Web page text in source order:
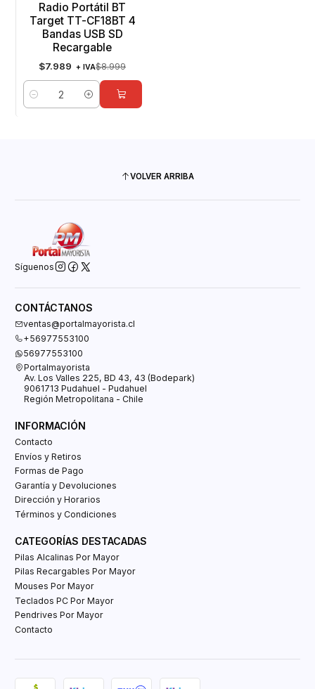
Radio Portátil BT
Target TT-CF18BT 4
Bandas USB SD
Recargable
$7.989 + IVA$8.999
Cantidad
VOLVER ARRIBA
Síguenos
CONTÁCTANOS
ventas@portalmayorista.cl
+56977553100
56977553100
Portalmayorista
Av. Los Valles 225, BD 43, 43 (Bodepark)
9061713 Pudahuel - Pudahuel
Región Metropolitana - Chile
INFORMACIÓN
Contacto
Envíos y Retiros
Formas de Pago
Garantía y Devoluciones
Dirección y Horarios
Términos y Condiciones
CATEGORÍAS DESTACADAS
Pilas Alcalinas Por Mayor
Pilas Recargables Por Mayor
Mouses Por Mayor
Teclados PC Por Mayor
Pendrives Por Mayor
Contacto